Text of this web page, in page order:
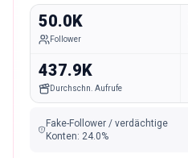
50.0K
Follower
437.9K
Durchschn. Aufrufe
Fake-Follower / verdächtige
Konten: 24.0%